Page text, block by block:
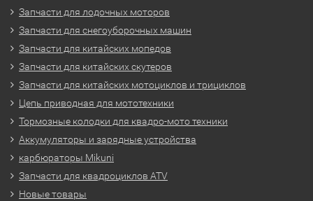
Запчасти для лодочных моторов
Запчасти для снегоуборочных машин
Запчасти для китайских мопедов
Запчасти для китайских скутеров
Запчасти для китайских мотоциклов и трициклов
Цепь приводная для мототехники
Тормозные колодки для квадро-мото техники
Аккумуляторы и зарядные устройства
карбюраторы Mikuni
Запчасти для квадроциклов ATV
Новые товары